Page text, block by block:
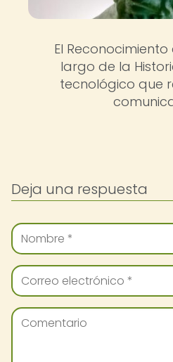
El
largo de la
tecnológico que
Deja una respuesta